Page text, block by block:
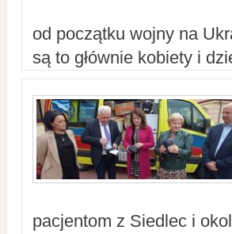
od początku wojny na
są to głównie kobiety i
pacjentom z Siedlec i